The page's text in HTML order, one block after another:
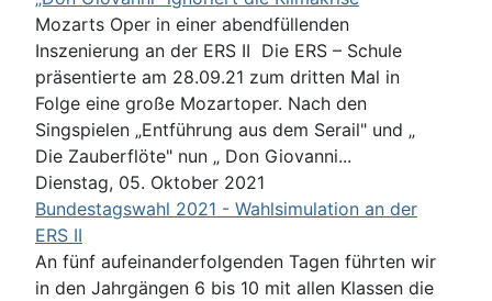
Mozarts Oper in einer abendfüllenden
Inszenierung an der ERS II Die ERS – Schule
präsentierte am 28.09.21 zum dritten Mal in
Folge eine große Mozartoper. Nach den
Singspielen „Entführung aus dem Serail" und „
Die Zauberflöte" nun „ Don Giovanni...
Dienstag, 05. Oktober 2021
Bundestagswahl 2021 - Wahlsimulation an der
ERS II
An fünf aufeinanderfolgenden Tagen führten wir
in den Jahrgängen 6 bis 10 mit allen Klassen die